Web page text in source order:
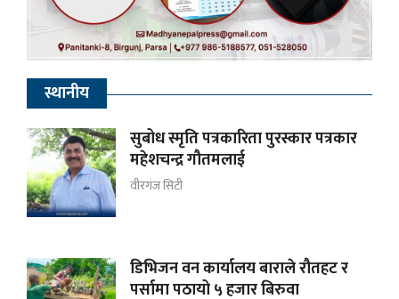
स्थानीय
सुबोध स्मृति पत्रकारिता पुरस्कार पत्रकार
महेशचन्द्र गौतमलाई
वीरगंज सिटी
डिभिजन वन कार्यालय बाराले रौतहट र
पर्सामा पठायो ५ हजार बिरुवा